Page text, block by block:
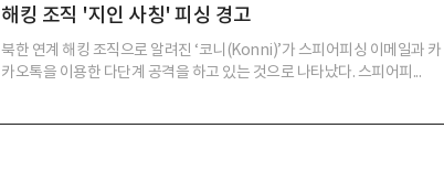
해킹 조직 '지인 사칭' 피싱 경고
북한 연계 해킹 조직으로 알려진 ‘코니(Konni)’가 스피어피싱 이메일과 카
카오톡을 이용한 다단계 공격을 하고 있는 것으로 나타났다. 스피어피...